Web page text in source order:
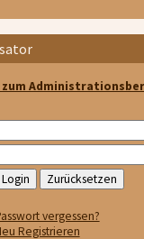
vergessen?
Registrieren